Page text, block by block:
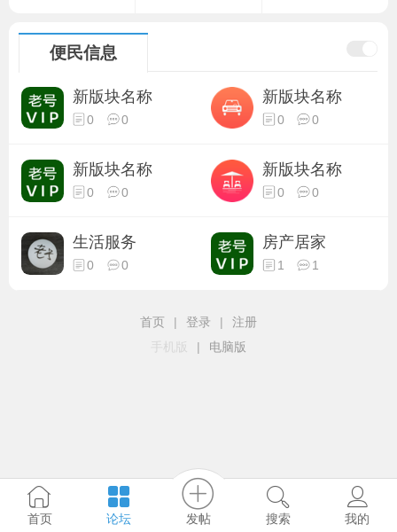
便民信息
新版块名称
0 0
新版块名称
0 0
新版块名称
0 0
新版块名称
0 0
生活服务
0 0
房产居家
1 1
首页 | 登录 |
注册
手机版
| 电脑版
首页 论坛 发帖 搜索 我的